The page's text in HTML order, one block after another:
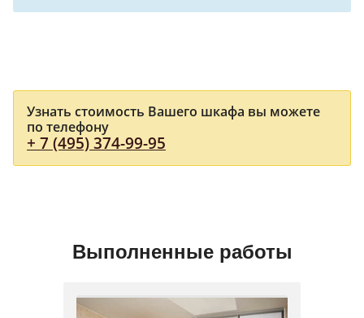
Узнать стоимость Вашего шкафа вы можете
по телефону
+ 7 (495) 374-99-95
Выполненные работы